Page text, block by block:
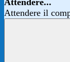
Attendere...
Attendere il